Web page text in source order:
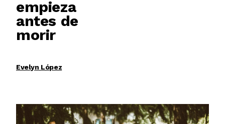
empieza
antes de
morir
Evelyn López